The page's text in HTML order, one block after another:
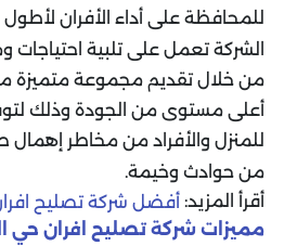
للمحافظة على أداء الأفران
الشركة تعمل على تلبية احتياجات
من خلال تقديم مجموعة متميزة
أعلى مستوى من الجودة وذلك
للمنزل والأفراد من مخاطر إهمال
من حوادث وخيمة.
أقرأ المزيد: أفضل شركة تصليح
مميزات شركة تصليح افران حي